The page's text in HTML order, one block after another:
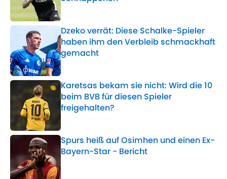
Dzeko verrät: Diese Schalke-Spieler
haben ihm den Verbleib schmackhaft
gemacht
Published by on Invalid Date
Karetsas bekam sie nicht: Wird die 10
beim BVB für diesen Spieler
freigehalten?
Spurs heiß auf Osimhen und einen Ex-
Bayern-Star - Bericht